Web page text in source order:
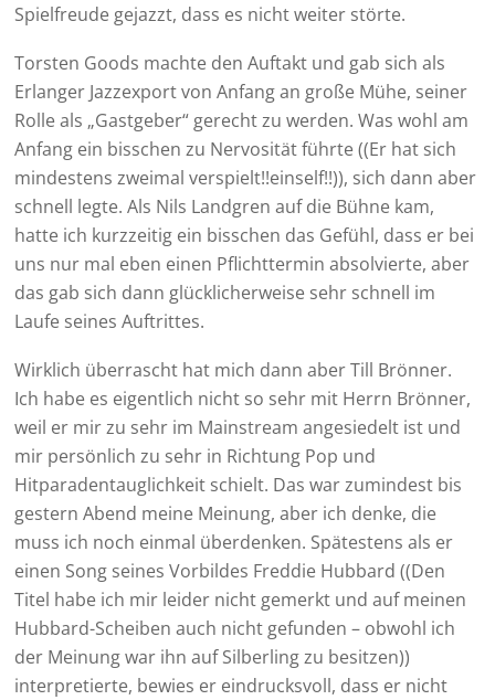
Spielfreude gejazzt, dass es nicht weiter störte.
Torsten Goods machte den Auftakt und gab sich als
Erlanger Jazzexport von Anfang an große Mühe, seiner
Rolle als „Gastgeber“ gerecht zu werden. Was wohl am
Anfang ein bisschen zu Nervosität führte ((Er hat sich
mindestens zweimal verspielt!!einself!!)), sich dann aber
schnell legte. Als Nils Landgren auf die Bühne kam,
hatte ich kurzzeitig ein bisschen das Gefühl, dass er bei
uns nur mal eben einen Pflichttermin absolvierte, aber
das gab sich dann glücklicherweise sehr schnell im
Laufe seines Auftrittes.
Wirklich überrascht hat mich dann aber Till Brönner.
Ich habe es eigentlich nicht so sehr mit Herrn Brönner,
weil er mir zu sehr im Mainstream angesiedelt ist und
mir persönlich zu sehr in Richtung Pop und
Hitparadentauglichkeit schielt. Das war zumindest bis
gestern Abend meine Meinung, aber ich denke, die
muss ich noch einmal überdenken. Spätestens als er
einen Song seines Vorbildes Freddie Hubbard ((Den
Titel habe ich mir leider nicht gemerkt und auf meinen
Hubbard-Scheiben auch nicht gefunden – obwohl ich
der Meinung war ihn auf Silberling zu besitzen))
interpretierte, bewies er eindrucksvoll, dass er nicht